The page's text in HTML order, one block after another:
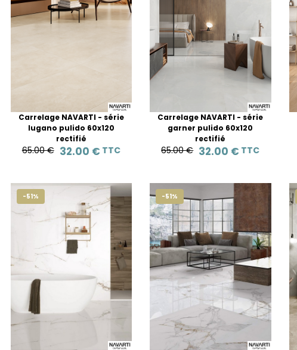
Carrelage NAVARTI - série
lugano pulido 60x120
rectifié
65.00 € 32.00 € TTC
Carrelage NAVARTI - série
garner pulido 60x120
rectifié
65.00 € 32.00 € TTC
-51% -51%